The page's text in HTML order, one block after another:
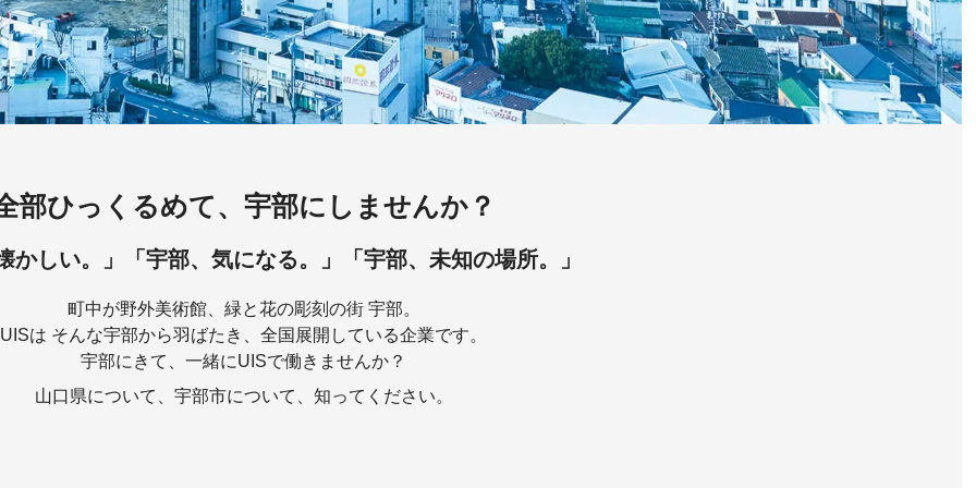
部ひっくるめて、 宇部にしませんか？
かしい。」 「宇部、気になる。」 「宇部、未知の場所。」
町中が野外美術館、緑と花の彫刻の街 宇部。
UISは そんな宇部から羽ばたき、全国展開している企業です。
宇部にきて、一緒にUISで働きませんか？
山口県について、宇部市について、知ってください。